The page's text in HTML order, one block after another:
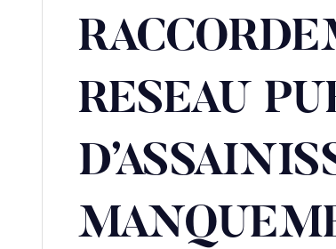
RESEAU